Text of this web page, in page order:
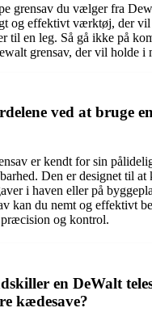
grensav du vælger fra
og effektivt værktøj, der vil
til en leg. Så gå ikke på
grensav, der vil holde i
ved at bruge
er kendt for sin
Den er designet til at
i haven eller på
kan du nemt og effektivt
og kontrol.
en DeWalt
kædesave?